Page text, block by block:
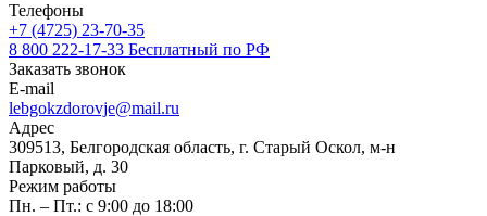
Телефоны
+7 (4725) 23-70-35
8 800 222-17-33 Бесплатный по РФ
Заказать звонок
E-mail
lebgokzdorovje@mail.ru
Адрес
309513, Белгородская область, г. Старый Оскол, м-н
Парковый, д. 30
Режим работы
Пн. – Пт.: с 9:00 до 18:00